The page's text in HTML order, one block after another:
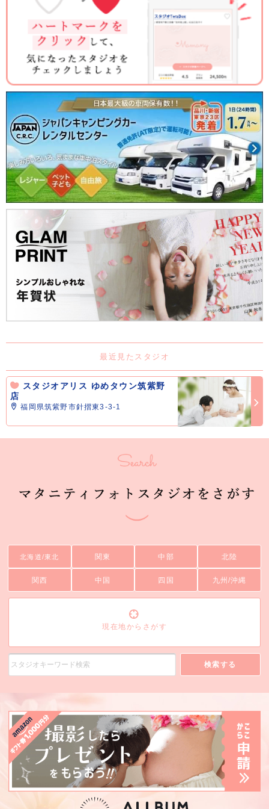
最近見たスタジオ
スタジオアリス ゆめタウン筑紫野
店
福岡県筑紫野市針摺東3-3-1
北海道/東北 関東 中部 北陸
関西 中国 四国 九州/沖縄
現在地からさがす
検索する